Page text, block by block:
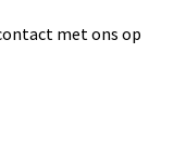
met ons op